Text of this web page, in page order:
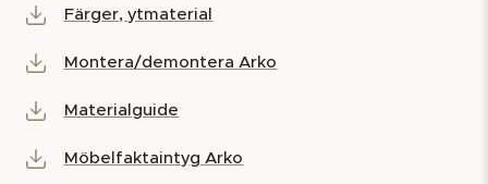
Färger, ytmaterial
Montera/demontera Arko
Materialguide
Möbelfaktaintyg Arko